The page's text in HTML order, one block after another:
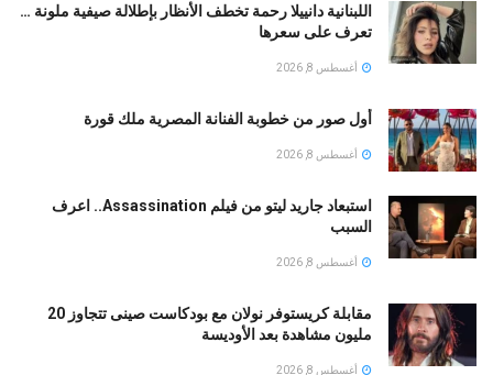
اللبنانية دانييلا رحمة تخطف الأنظار بإطلالة صيفية ملونة …
تعرف على سعرها
أغسطس 8, 2026
أول صور من خطوبة الفنانة المصرية ملك قورة
أغسطس 8, 2026
استبعاد جاريد ليتو من فيلم Assassination.. اعرف
السبب
أغسطس 8, 2026
مقابلة كريستوفر نولان مع بودكاست صينى تتجاوز 20
مليون مشاهدة بعد الأوديسة
أغسطس 8, 2026